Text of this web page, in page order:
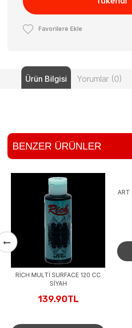
Favorilere Ekle
Ürün Bilgisi Yorumlar (0)
BENZER ÜRÜNLER
RİCH MULTİ SURFACE 120 CC
SİYAH
139.90TL